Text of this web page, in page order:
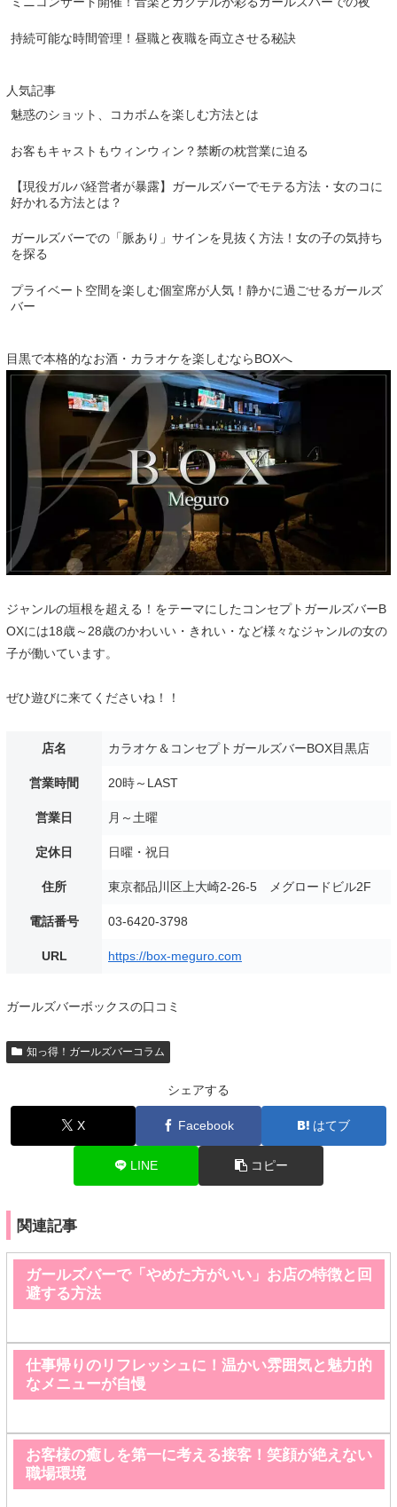
持続可能な時間管理！昼職と夜職を両立させる秘訣
人気記事
魅惑のショット、コカボムを楽しむ方法とは
お客もキャストもウィンウィン？禁断の枕営業に迫る
【現役ガルバ経営者が暴露】ガールズバーでモテる方法・女のコに
好かれる方法とは？
ガールズバーでの「脈あり」サインを見抜く方法！女の子の気持ち
を探る
プライベート空間を楽しむ個室席が人気！静かに過ごせるガールズ
バー
目黒で本格的なお酒・カラオケを楽しむならBOXへ
ジャンルの垣根を超える！をテーマにしたコンセプトガールズバーB
OXには18歳～28歳のかわいい・きれい・など様々なジャンルの女の
子が働いています。
ぜひ遊びに来てくださいね！！
店名 カラオケ＆コンセプトガールズバーBOX目黒店
営業時間 20時～LAST
営業日 月～土曜
定休日 日曜・祝日
住所 東京都品川区上大崎2-26-5 メグロードビル2F
電話番号 03-6420-3798
URL https://box-meguro.com
ガールズバーボックスの口コミ
知っ得！ガールズバーコラム
シェアする
X Facebook はてブ
LINE コピー
関連記事
ガールズバーで「やめた方がいい」お店の特徴と回
避する方法
仕事帰りのリフレッシュに！温かい雰囲気と魅力的
なメニューが自慢
お客様の癒しを第一に考える接客！笑顔が絶えない
職場環境